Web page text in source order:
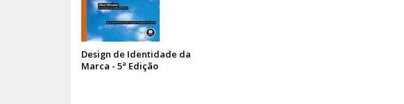
Design de Identidade da
Marca - 5ª Edição